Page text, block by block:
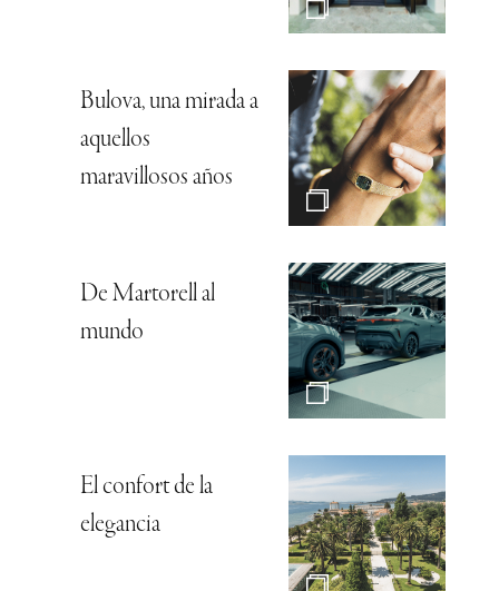
Bulova, una mirada a
aquellos
maravillosos años
De Martorell al
mundo
El confort de la
elegancia